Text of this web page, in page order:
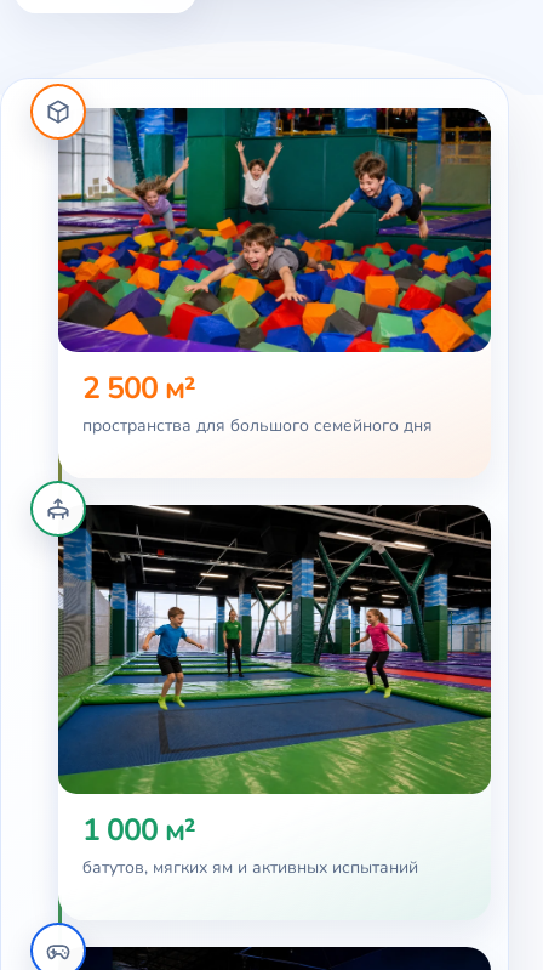
2 500 м²
пространства для большого семейного дня
1 000 м²
батутов, мягких ям и активных испытаний